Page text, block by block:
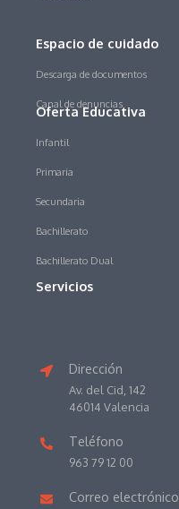
Espacio de cuidado
Descarga de documentos
Canal de denuncias
Oferta Educativa
Infantil
Primaria
Secundaria
Bachillerato
Bachillerato Dual
Servicios
Dirección
Av. del Cid, 142
46014 Valencia
Teléfono
963 79 12 00
Correo electrónico